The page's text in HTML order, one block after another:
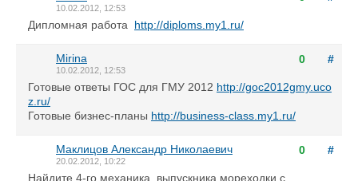
10.02.2012, 12:53
Дипломная работа http://diploms.my1.ru/
0 #
Мirina
10.02.2012, 12:53
Готовые ответы ГОС для ГМУ 2012 http://goc2012gmy.uco
z.ru/
Готовые бизнес-планы http://business-class.my1.ru/
0 #
Маклицов Александр Николаевич
20.02.2012, 10:22
Найдите 4-го механика ,выпускника мореходки,с